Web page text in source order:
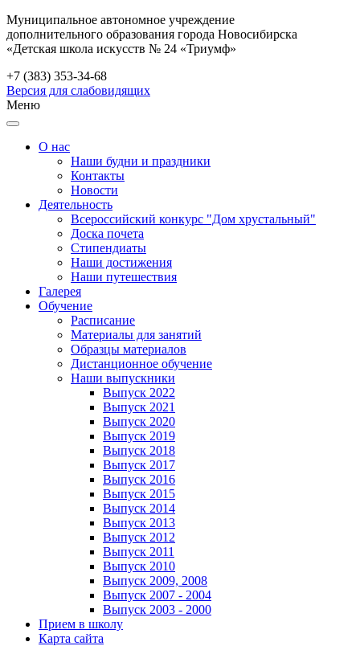
Муниципальное автономное учреждение
дополнительного образования города Новосибирска
«Детская школа искусств № 24 «Триумф»
+7 (383) 353-34-68
Версия для слабовидящих
Меню
О нас
Наши будни и праздники
Контакты
Новости
Деятельность
Всероссийский конкурс "Дом хрустальный"
Доска почета
Стипендиаты
Наши достижения
Наши путешествия
Галерея
Обучение
Расписание
Материалы для занятий
Образцы материалов
Дистанционное обучение
Наши выпускники
Выпуск 2022
Выпуск 2021
Выпуск 2020
Выпуск 2019
Выпуск 2018
Выпуск 2017
Выпуск 2016
Выпуск 2015
Выпуск 2014
Выпуск 2013
Выпуск 2012
Выпуск 2011
Выпуск 2010
Выпуск 2009, 2008
Выпуск 2007 - 2004
Выпуск 2003 - 2000
Прием в школу
Карта сайта